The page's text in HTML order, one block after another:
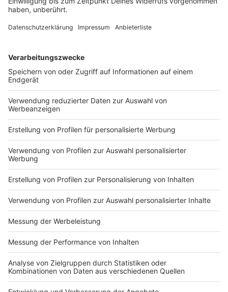
kollektiven Volksfestrausch. Um die 1,3 Millionen
DEINE GEMERKTEN ARTIKEL
Du hast dir noch keine Artikel gemerkt
Impressum
Nutzungsbedingungen
Jobs
Kontakt
Studio-Hotline
Newsletter